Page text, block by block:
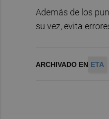
Además de los
su vez, evita
ARCHIVADO EN ETA